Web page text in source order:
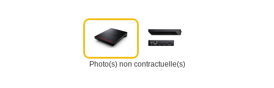
Photo(s) non contractuelle(s)